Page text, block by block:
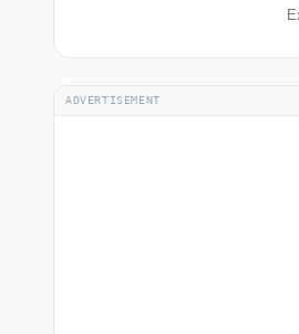
ADVERTISEMENT